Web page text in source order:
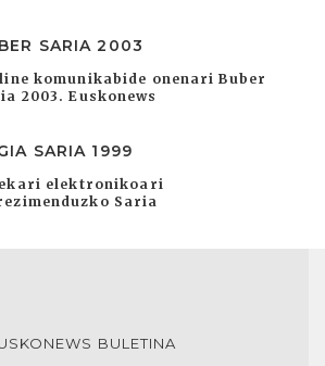
SARIA 2003
komunikabide onenari Buber
2003. Euskonews
SARIA 1999
elektronikoari
Saria
BULETINA